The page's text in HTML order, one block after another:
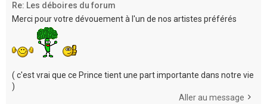
Re: Les déboires du forum
Merci pour votre dévouement à l'un de nos artistes préférés
( c'est vrai que ce Prince tient une part importante dans notre vie
)
Aller au message